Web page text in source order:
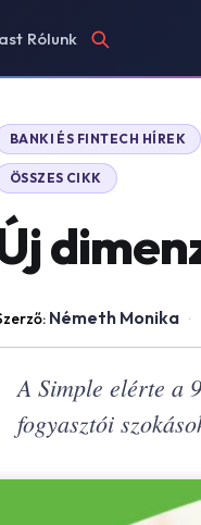
Rólunk
BANKI ÉS FINTECH HÍREK
ÖSSZES CIKK
Németh Monika ·
A Simple elérte a
fogyasztói